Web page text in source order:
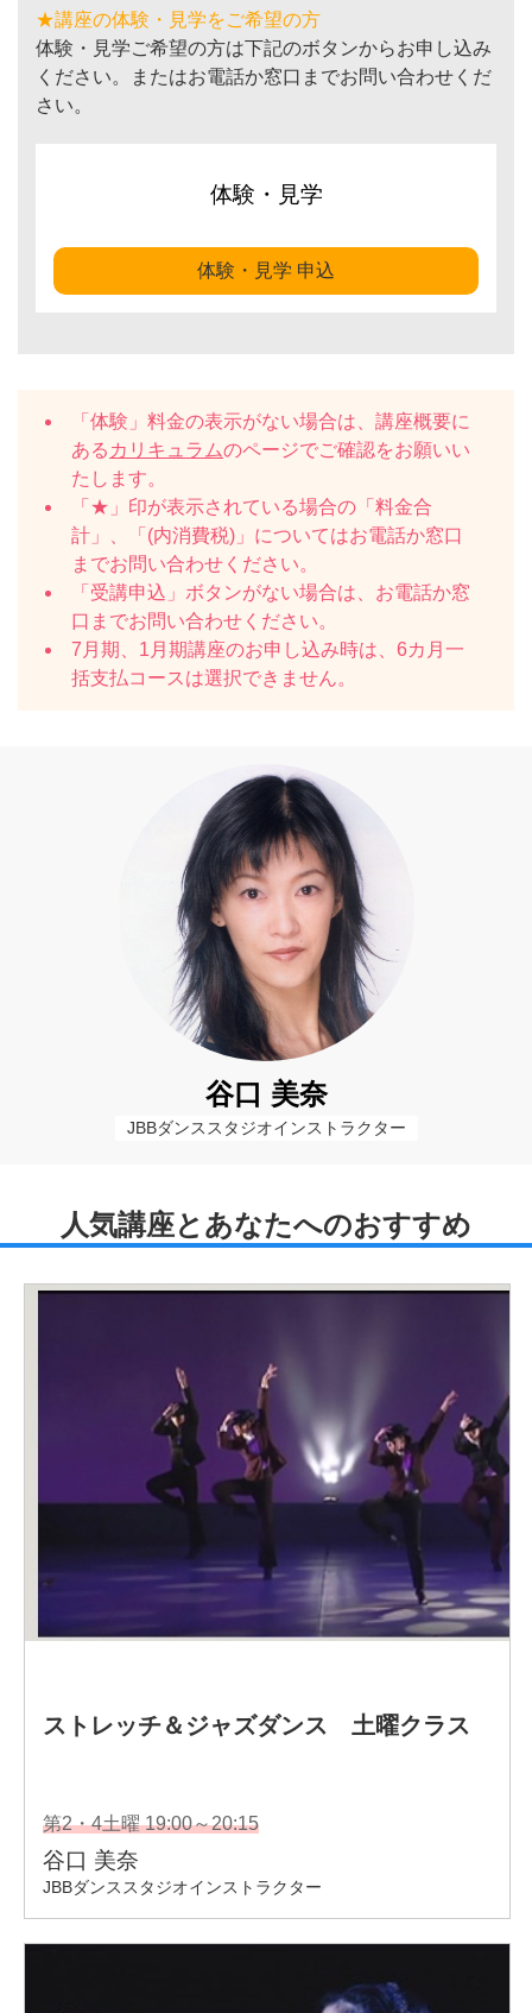
★講座の体験・見学をご希望の方
体験・見学ご希望の方は下記のボタンからお申し込み
ください。またはお電話か窓口までお問い合わせくだ
さい。
体験・見学
体験・見学 申込
「体験」料金の表示がない場合は、講座概要に
ある カリキュラムのページでご確認をお願いい
たします。
「★」印が表示されている場合の「料金合
計」、「(内消費税)」についてはお電話か窓口
までお問い合わせください。
「受講申込」ボタンがない場合は、お電話か窓
口までお問い合わせください。
7月期、1月期講座のお申し込み時は、6カ月一
括支払コースは選択できません。
谷口 美奈
JBBダンススタジオインストラクター